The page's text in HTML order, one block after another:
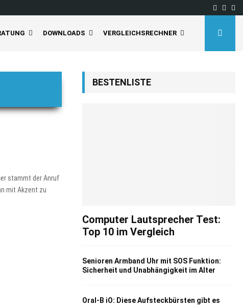
DOWNLOADS VERGLEICHSRECHNER
stammt der Anruf
mit Akzent zu
BESTENLISTE
Computer Lautsprecher Test:
Top 10 im Vergleich
Senioren Armband Uhr mit SOS Funktion:
Sicherheit und Unabhängigkeit im Alter
Oral-B iO: Diese Aufsteckbürsten gibt es